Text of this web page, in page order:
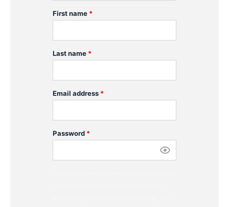
First name *
Last name *
Email address *
Password *